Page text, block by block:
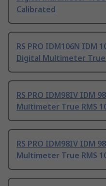
Calibrated
RS PRO IDM106N IDM
Digital Multimeter True
RS PRO IDM98IV IDM
Multimeter True RMS
RS PRO IDM98IV IDM
Multimeter True RMS